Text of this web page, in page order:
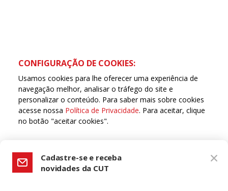
Cadastre-se e receba
novidades da CUT
CONFIGURAÇÃO DE COOKIES:
Usamos cookies para lhe oferecer uma experiência de
navegação melhor, analisar o tráfego do site e
personalizar o conteúdo. Para saber mais sobre cookies
acesse nossa Política de Privacidade. Para aceitar, clique
no botão "aceitar cookies".